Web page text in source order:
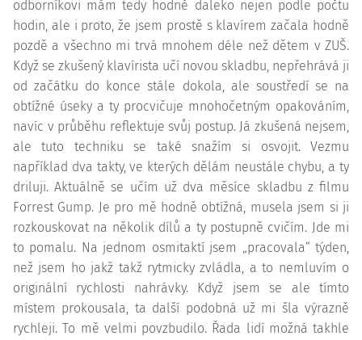
odborníkovi mám tedy hodně daleko nejen podle počtu
hodin, ale i proto, že jsem prostě s klavírem začala hodně
pozdě a všechno mi trvá mnohem déle než dětem v ZUŠ.
Když se zkušený klavírista učí novou skladbu, nepřehrává ji
od začátku do konce stále dokola, ale soustředí se na
obtížné úseky a ty procvičuje mnohočetným opakováním,
navíc v průběhu reflektuje svůj postup. Já zkušená nejsem,
ale tuto techniku se také snažím si osvojit. Vezmu
například dva takty, ve kterých dělám neustále chybu, a ty
driluji. Aktuálně se učím už dva měsíce skladbu z filmu
Forrest Gump. Je pro mě hodně obtížná, musela jsem si ji
rozkouskovat na několik dílů a ty postupně cvičím. Jde mi
to pomalu. Na jednom osmitaktí jsem „pracovala“ týden,
než jsem ho jakž takž rytmicky zvládla, a to nemluvím o
originální rychlosti nahrávky. Když jsem se ale tímto
místem prokousala, ta další podobná už mi šla výrazně
rychleji. To mě velmi povzbudilo. Řada lidí možná takhle